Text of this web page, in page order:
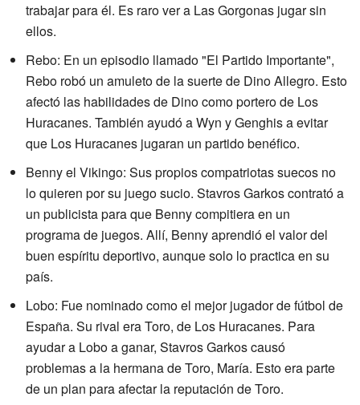
trabajar para él. Es raro ver a Las Gorgonas jugar sin
ellos.
Rebo: En un episodio llamado "El Partido Importante",
Rebo robó un amuleto de la suerte de Dino Allegro. Esto
afectó las habilidades de Dino como portero de Los
Huracanes. También ayudó a Wyn y Genghis a evitar
que Los Huracanes jugaran un partido benéfico.
Benny el Vikingo: Sus propios compatriotas suecos no
lo quieren por su juego sucio. Stavros Garkos contrató a
un publicista para que Benny compitiera en un
programa de juegos. Allí, Benny aprendió el valor del
buen espíritu deportivo, aunque solo lo practica en su
país.
Lobo: Fue nominado como el mejor jugador de fútbol de
España. Su rival era Toro, de Los Huracanes. Para
ayudar a Lobo a ganar, Stavros Garkos causó
problemas a la hermana de Toro, María. Esto era parte
de un plan para afectar la reputación de Toro.